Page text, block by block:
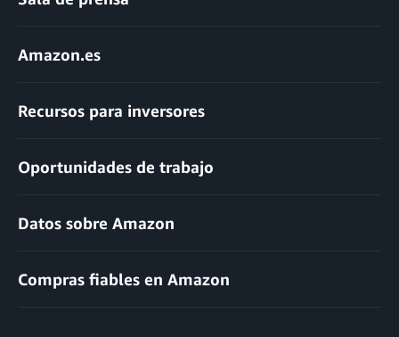
Amazon.es
Recursos para inversores
Oportunidades de trabajo
Datos sobre Amazon
Compras fiables en Amazon